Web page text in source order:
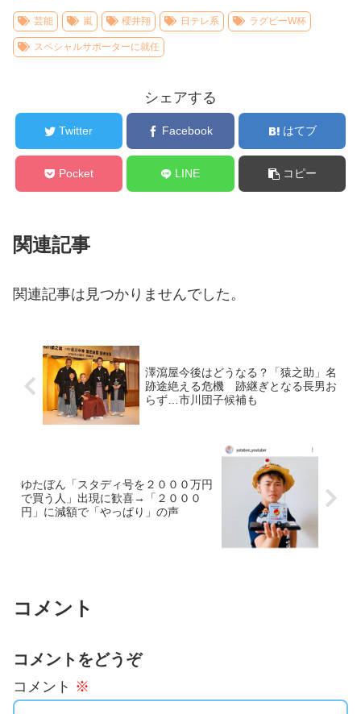
芸能 嵐 櫻井翔 日テレ系 ラグビーW杯
スペシャルサポーターに就任
シェアする
Twitter Facebook はてブ
Pocket LINE コピー
関連記事
関連記事は見つかりませんでした。
澤瀉屋今後はどうなる？「猿之助」名
跡途絶える危機 跡継ぎとなる長男お
らず…市川団子候補も
ゆたぼん「スタディ号を２０００万円
で買う人」出現に歓喜→「２０００
円」に減額で「やっぱり」の声
コメント
コメントをどうぞ
コメント ※